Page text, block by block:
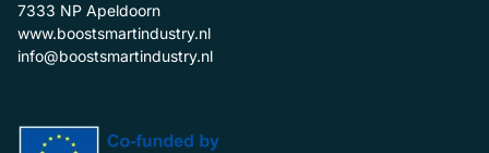
7333 NP Apeldoorn
www.boostsmartindustry.nl
info@boostsmartindustry.nl